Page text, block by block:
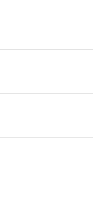
restitutive e
e